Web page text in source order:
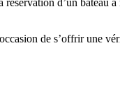
d’un bateau
de s’offrir une